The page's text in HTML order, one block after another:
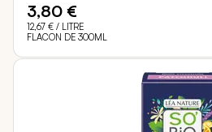
3,80 €
12,67 € / LITRE
FLACON DE 300ML